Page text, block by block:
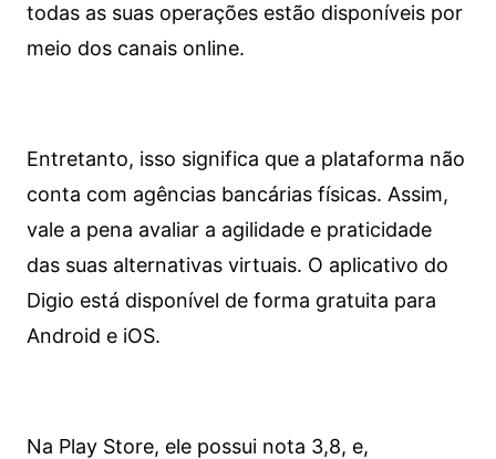
todas as suas operações estão disponíveis por
meio dos canais online.
Entretanto, isso significa que a plataforma não
conta com agências bancárias físicas. Assim,
vale a pena avaliar a agilidade e praticidade
das suas alternativas virtuais. O aplicativo do
Digio está disponível de forma gratuita para
Android e iOS.
Na Play Store, ele possui nota 3,8, e,